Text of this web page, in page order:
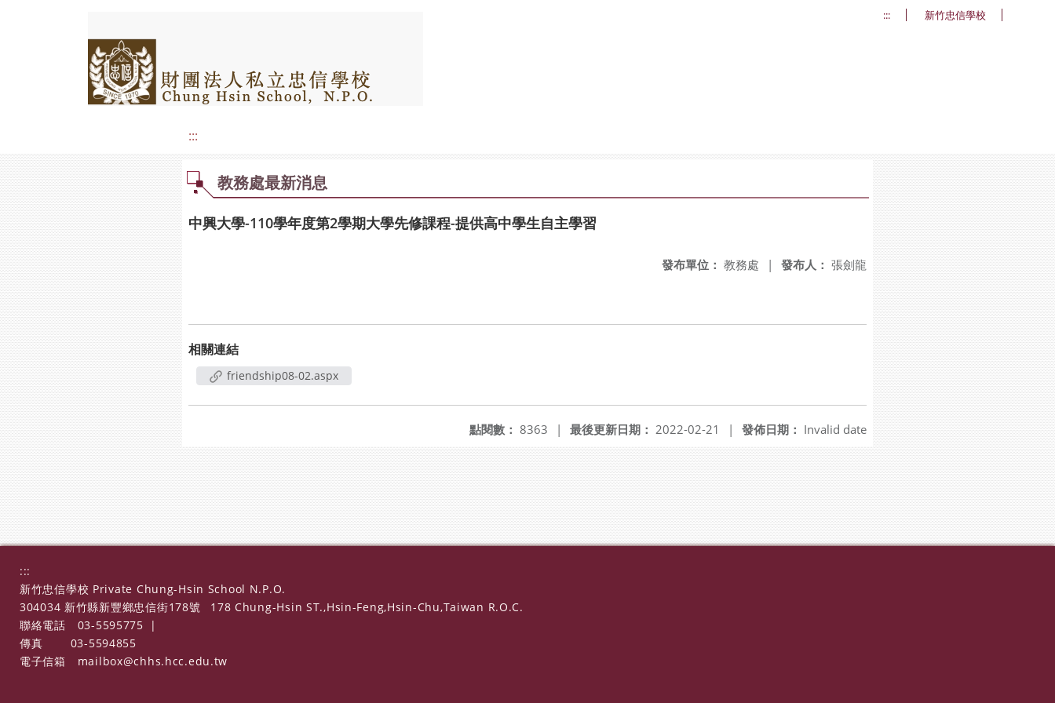
::: 新竹忠信學校
:::
教務處最新消息
中興大學-110學年度第2學期大學先修課程-提供高中學生自主學習
發布人： 張劍龍
發布單位： 教務處 |
相關連結
friendship08-02.aspx
發佈日期： Invalid date
最後更新日期： 2022-02-21 |
點閱數： 8363 |
:::
新竹忠信學校 Private Chung-Hsin School N.P.O.
304034 新竹縣新豐鄉忠信街178號
178 Chung-Hsin ST.,Hsin-Feng,Hsin-Chu,Taiwan R.O.C.
聯絡電話
03-5595775
|
傳真
03-5594855
電子信箱
mailbox@chhs.hcc.edu.tw